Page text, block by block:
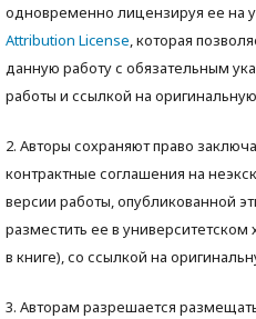
одновременно лицензируя ее на
Attribution License, которая
данную работу с обязательным
работы и ссылкой на
2. Авторы сохраняют право
контрактные соглашения на
версии работы, опубликованной
разместить ее в
в книге), со ссылкой на
3. Авторам разрешается